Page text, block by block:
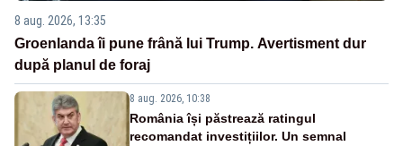
8 aug. 2026, 13:35
Groenlanda îi pune frână lui Trump. Avertisment dur
după planul de foraj
8 aug. 2026, 10:38
România își păstrează ratingul
recomandat investițiilor. Un semnal